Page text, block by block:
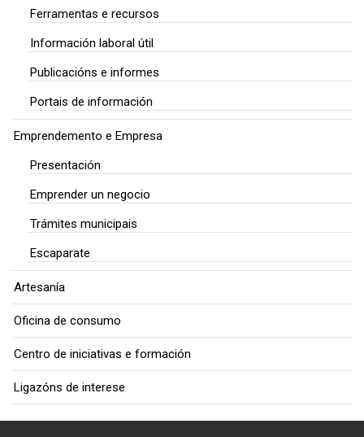
Ferramentas e recursos
Información laboral útil
Publicacións e informes
Portais de información
Emprendemento e Empresa
Presentación
Emprender un negocio
Trámites municipais
Escaparate
Artesanía
Oficina de consumo
Centro de iniciativas e formación
Ligazóns de interese